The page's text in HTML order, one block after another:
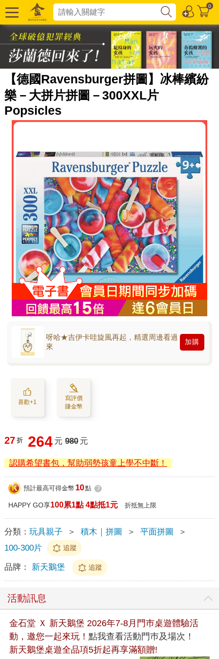
0
【德國Ravensburger拼圖】冰棒繽紛
樂－大拼片拼圖－300XXL片
Popsicles
呀哈★吉伊卡哇旋風再起，精選周邊看過
來
加購
喜歡+1
寫評價
賺金幣
27 折 264 元 980 元
認購希望書包，幫助弱勢孩童上學不中斷！
預計最高可得金幣 10點 ?
HAPPY GO享100累1點 4點抵1元 折抵無上限
分類： 玩具親子 ＞ 積木｜拼圖 ＞ 平面拼圖
＞
100-300片
追蹤
品牌： 新天鵝堡 追蹤
活動訊息
金石堂 Ｘ 新天鵝堡 2026年7-8月門巿桌遊體驗活
動，邀您一起來玩！ 點我查看活動門巿及場次！
新天鵝堡桌遊全品項5折起再享滿額贈!